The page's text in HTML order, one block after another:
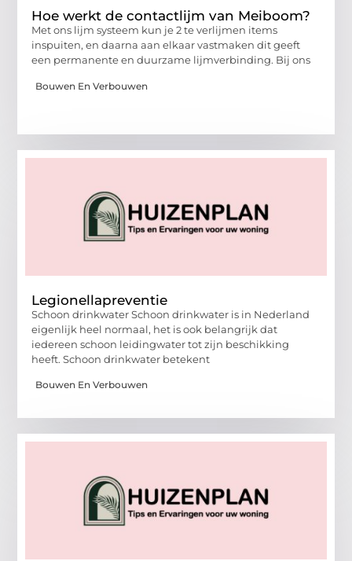
Hoe werkt de contactlijm van Meiboom?
Met ons lijm systeem kun je 2 te verlijmen items
inspuiten, en daarna aan elkaar vastmaken dit geeft
een permanente en duurzame lijmverbinding. Bij ons
Bouwen En Verbouwen
Legionellapreventie
Schoon drinkwater Schoon drinkwater is in Nederland
eigenlijk heel normaal, het is ook belangrijk dat
iedereen schoon leidingwater tot zijn beschikking
heeft. Schoon drinkwater betekent
Bouwen En Verbouwen